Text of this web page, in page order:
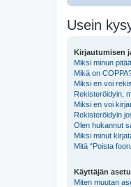
Usein
Kirjautumisen
Miksi minun
Mikä on
Miksi en voi
Rekisteröidyin,
Miksi en voi
Rekisteröidyin
Olen hukannut
Miksi minut
Mitä “Poista
Käyttäjän
Miten muutan